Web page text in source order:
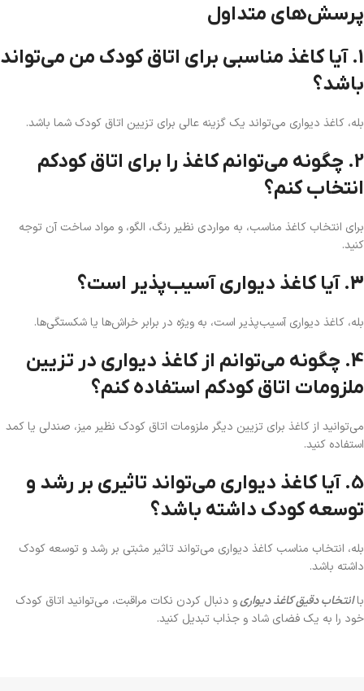
پرسش‌های متداول
1. آیا کاغذ مناسبی برای اتاق کودک من می‌تواند
باشد؟
بله، کاغذ دیواری می‌تواند یک گزینه عالی برای تزیین اتاق کودک شما باشد.
2. چگونه می‌توانم کاغذ را برای اتاق کودکم
انتخاب کنم؟
برای انتخاب کاغذ مناسب، به مواردی نظیر رنگ، الگو، و مواد ساخت آن توجه
کنید.
3. آیا کاغذ دیواری آسیب‌پذیر است؟
بله، کاغذ دیواری آسیب‌پذیر است، به ویژه در برابر خراش‌ها یا شکستگی‌ها.
4. چگونه می‌توانم از کاغذ دیواری در تزیین
ملزومات اتاق کودکم استفاده کنم؟
می‌توانید از کاغذ برای تزیین دیگر ملزومات اتاق کودک نظیر میز، صندلی یا کمد
استفاده کنید.
5. آیا کاغذ دیواری می‌تواند تاثیری بر رشد و
توسعه کودک داشته باشد؟
بله، انتخاب مناسب کاغذ دیواری می‌تواند تاثیر مثبتی بر رشد و توسعه کودک
داشته باشد.
باانتخاب دقیق کاغذ دیواریو دنبال کردن نکات مراقبت، می‌توانید اتاق کودک
خود را به یک فضای شاد و جذاب تبدیل کنید.